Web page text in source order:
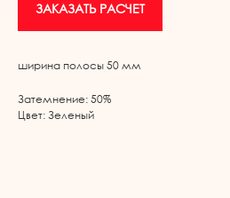
ЗАКАЗАТЬ РАСЧЕТ
ширина полосы 50 мм
Затемнение: 50%
Цвет: Зеленый